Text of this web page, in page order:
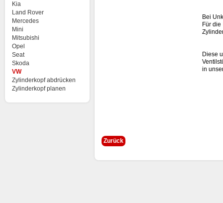
Kia
Land Rover
Mercedes
Mini
Mitsubishi
Opel
Seat
Skoda
VW
Zylinderkopf abdrücken
Zylinderkopf planen
Bei
Für
Diese
in
Zurück